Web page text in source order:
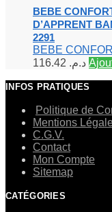
BEBE
D’APPRENT
2291
BEBE
د.م.
INFOS PRATIQUES
Politique de
Mentions
C.G.V.
Contact
Mon Compte
Sitemap
CATÉGORIES